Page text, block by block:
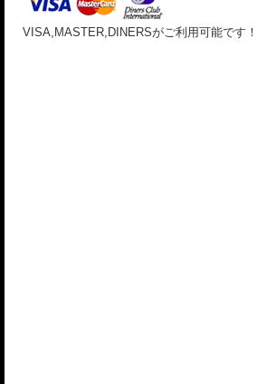
VISA,MASTER,DINERSがご利用可能です！